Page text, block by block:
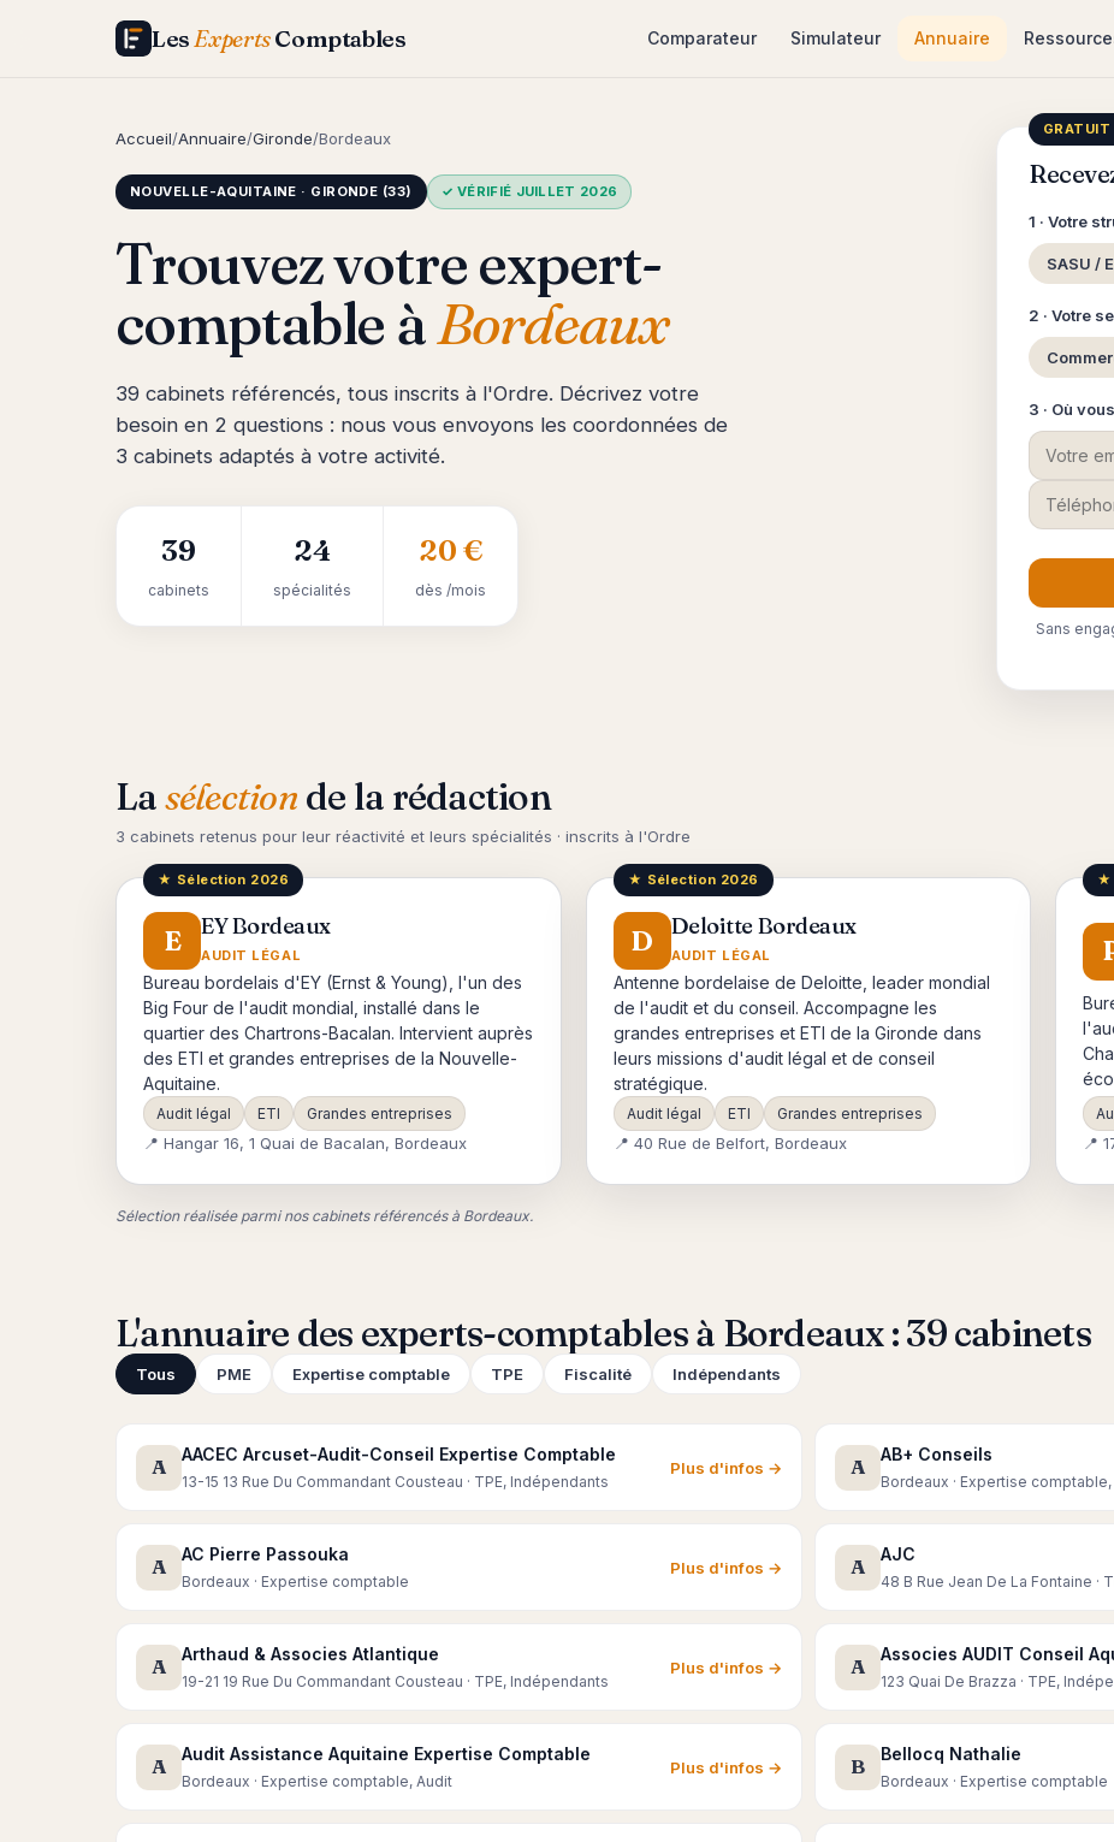
LesExpertsComptables Comparateur Simulateur Annuaire
Accueil/Annuaire/Gironde/Bordeaux
NOUVELLE-AQUITAINE · GIRONDE (33) ✓ VÉRIFIÉ JUILLET 2026
Trouvez votre expert-
comptable àBordeaux
39 cabinets référencés, tous inscrits à l'Ordre. Décrivez votre
besoin en 2 questions : nous vous envoyons les coordonnées de
3 cabinets adaptés à votre activité.
39
cabinets
24
spécialités
20 €
dès /mois
GRATUIT
1 · Votre
SASU /
2 · Votre
3 · Où
Sans
Lasélection de la rédaction
3 cabinets retenus pour leur réactivité et leurs spécialités · inscrits à l'Ordre
★ Sélection 2026
E EY Bordeaux
AUDIT LÉGAL
Bureau bordelais d'EY (Ernst & Young), l'un des
Big Four de l'audit mondial, installé dans le
quartier des Chartrons-Bacalan. Intervient auprès
des ETI et grandes entreprises de la Nouvelle-
Aquitaine.
Audit légal ETI Grandes entreprises
📍 Hangar 16, 1 Quai de Bacalan, Bordeaux
★ Sélection 2026
D Deloitte Bordeaux
AUDIT LÉGAL
Antenne bordelaise de Deloitte, leader mondial
de l'audit et du conseil. Accompagne les
grandes entreprises et ETI de la Gironde dans
leurs missions d'audit légal et de conseil
stratégique.
Audit légal ETI Grandes entreprises
📍 40 Rue de Belfort, Bordeaux
★
📍
Sélection réalisée parmi nos cabinets référencés à Bordeaux.
L'annuaire des experts-comptables à Bordeaux : 39 cabinets
Tous PME Expertise comptable TPE Fiscalité Indépendants
A
AACEC Arcuset-Audit-Conseil Expertise Comptable
13-15 13 Rue Du Commandant Cousteau · TPE, Indépendants
Plus d'infos → A
AB+ Conseils
Bordeaux · Expertise
A
AC Pierre Passouka
Bordeaux · Expertise comptable
Plus d'infos → A
AJC
48 B Rue Jean De La Fontaine ·
A
Arthaud & Associes Atlantique
19-21 19 Rue Du Commandant Cousteau · TPE, Indépendants
Plus d'infos → A
Associes AUDIT Conseil
123 Quai De Brazza · TPE,
A
Audit Assistance Aquitaine Expertise Comptable
Bordeaux · Expertise comptable, Audit
Plus d'infos → B
Bellocq Nathalie
Bordeaux · Expertise comptable